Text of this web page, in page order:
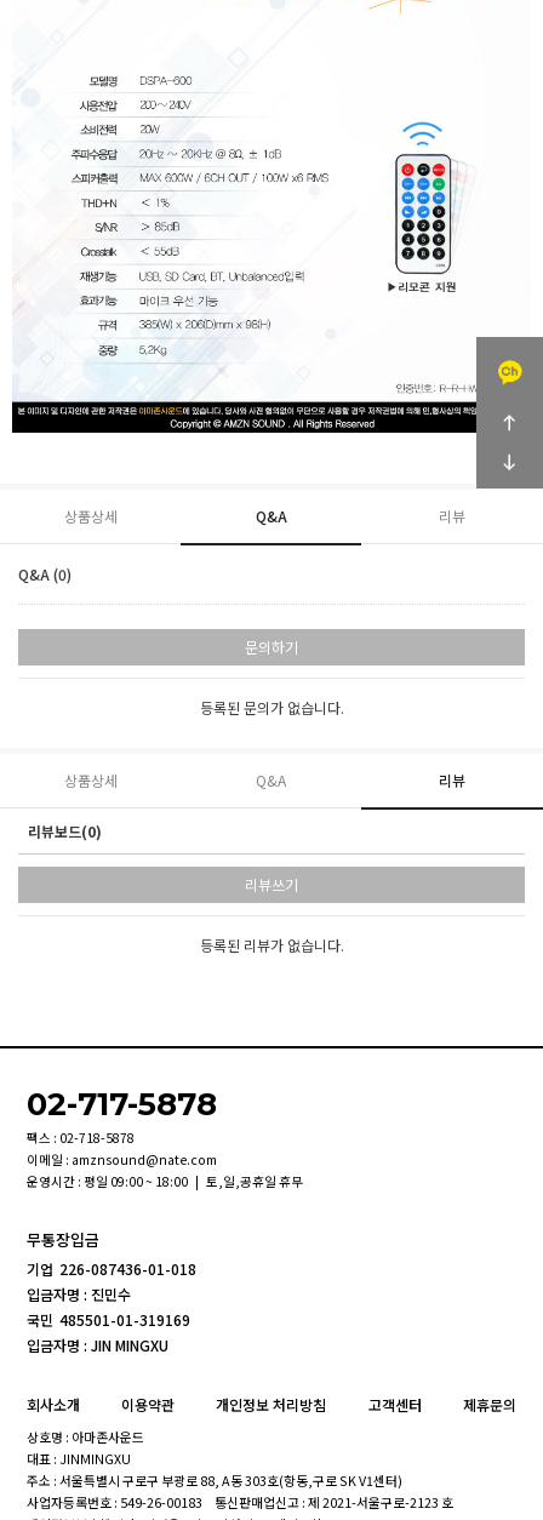
상품상세 Q&A 리뷰
Q&A (0)
문의하기
등록된 문의가 없습니다.
상품상세 Q&A 리뷰
리뷰보드(0)
리뷰쓰기
등록된 리뷰가 없습니다.
02-717-5878
팩스 : 02-718-5878
이메일 : amznsound@nate.com
운영시간 : 평일 09:00 ~ 18:00 | 토,일,공휴일 휴무
무통장입금
기업 226-087436-01-018
입금자명 : 진민수
국민 485501-01-319169
입금자명 : JIN MINGXU
회사소개 이용약관 개인정보 처리방침 고객센터 제휴문의
상호명 : 아마존사운드
대표 : JINMINGXU
주소 : 서울특별시 구로구 부광로 88, A동 303호(항동,구로 SK V1센터)
사업자등록번호 : 549-26-00183
통신판매업신고 : 제 2021-서울구로-2123 호